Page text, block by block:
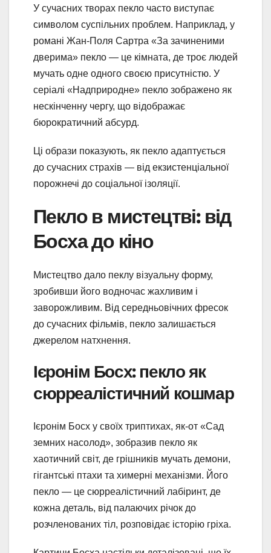
У сучасних творах пекло часто виступає
символом суспільних проблем. Наприклад, у
романі Жан-Поля Сартра «За зачиненими
дверима» пекло — це кімната, де троє людей
мучать одне одного своєю присутністю. У
серіалі «Надприродне» пекло зображено як
нескінченну чергу, що відображає
бюрократичний абсурд.
Ці образи показують, як пекло адаптується
до сучасних страхів — від екзистенціальної
порожнечі до соціальної ізоляції.
Пекло в мистецтві: від
Босха до кіно
Мистецтво дало пеклу візуальну форму,
зробивши його водночас жахливим і
заворожливим. Від середньовічних фресок
до сучасних фільмів, пекло залишається
джерелом натхнення.
Ієронім Босх: пекло як
сюрреалістичний кошмар
Ієронім Босх у своїх триптихах, як-от «Сад
земних насолод», зобразив пекло як
хаотичний світ, де грішників мучать демони,
гігантські птахи та химерні механізми. Його
пекло — це сюрреалістичний лабіринт, де
кожна деталь, від палаючих річок до
розчленованих тіл, розповідає історію гріха.